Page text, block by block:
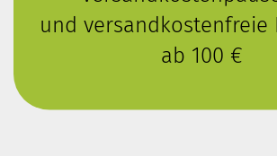
und versandkostenfreie
ab 100 €